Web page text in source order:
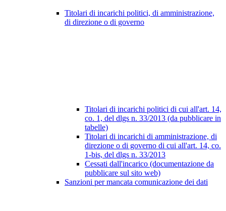
Titolari di incarichi politici, di amministrazione,
di direzione o di governo
Titolari di incarichi politici di cui all'art. 14,
co. 1, del dlgs n. 33/2013 (da pubblicare in
tabelle)
Titolari di incarichi di amministrazione, di
direzione o di governo di cui all'art. 14, co.
1-bis, del dlgs n. 33/2013
Cessati dall'incarico (documentazione da
pubblicare sul sito web)
Sanzioni per mancata comunicazione dei dati